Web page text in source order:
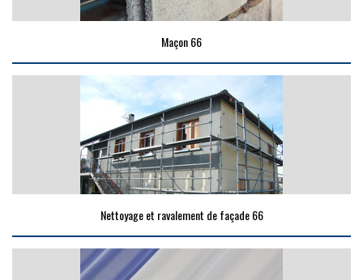
Maçon 66
Nettoyage et ravalement de façade 66